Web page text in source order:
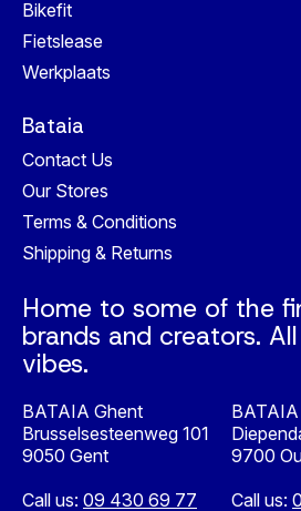
Bikefit
Fietslease
Werkplaats
Bataia
Contact Us
Our Stores
Terms & Conditions
Shipping & Returns
Home to some of the
brands and creators.
vibes.
BATAIA Ghent
Brusselsesteenweg 101
9050 Gent
Call us: 09 430 69 77
9700
Call us: